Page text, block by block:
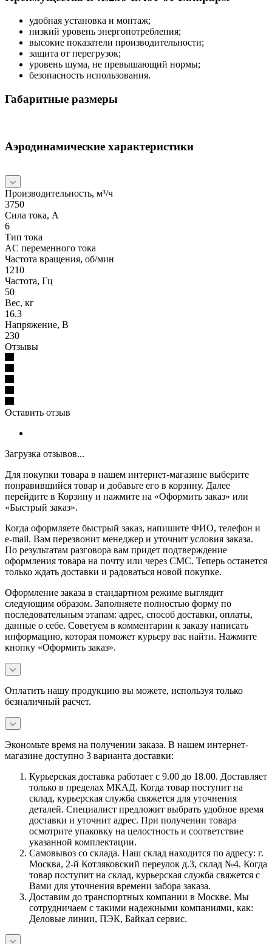
удобная установка и монтаж;
низкий уровень энергопотребления;
высокие показатели производительности;
защита от перегрузок;
уровень шума, не превышающий нормы;
безопасность использования.
Габаритные размеры
Аэродинамические характеристики
Производительность, м³/ч
3750
Сила тока, А
6
Тип тока
AC переменного тока
Частота вращения, об/мин
1210
Частота, Гц
50
Вес, кг
16.3
Напряжение, В
230
Отзывы
Оставить отзыв
Загрузка отзывов...
Для покупки товара в нашем интернет-магазине выберите
понравившийся товар и добавьте его в корзину. Далее
перейдите в Корзину и нажмите на «Оформить заказ» или
«Быстрый заказ».
Когда оформляете быстрый заказ, напишите ФИО, телефон и
e-mail. Вам перезвонит менеджер и уточнит условия заказа.
По результатам разговора вам придет подтверждение
оформления товара на почту или через СМС. Теперь останется
только ждать доставки и радоваться новой покупке.
Оформление заказа в стандартном режиме выглядит
следующим образом. Заполняете полностью форму по
последовательным этапам: адрес, способ доставки, оплаты,
данные о себе. Советуем в комментарии к заказу написать
информацию, которая поможет курьеру вас найти. Нажмите
кнопку «Оформить заказ».
Оплатить нашу продукцию вы можете, используя только
безналичный расчет.
Экономьте время на получении заказа. В нашем интернет-
магазине доступно 3 варианта доставки:
Курьерская доставка работает с 9.00 до 18.00. Доставляет
только в пределах МКАД. Когда товар поступит на
склад, курьерская служба свяжется для уточнения
деталей. Специалист предложит выбрать удобное время
доставки и уточнит адрес. При получении товара
осмотрите упаковку на целостность и соответствие
указанной комплектации.
Самовывоз со склада. Наш склад находится по адресу: г.
Москва, 2-й Котляковский переулок д.3, склад №4. Когда
товар поступит на склад, курьерская служба свяжется с
Вами для уточнения времени забора заказа.
Доставим до транспортных компании в Москве. Мы
сотрудничаем с такими надежными компаниями, как:
Деловые линии, ПЭК, Байкал сервис.